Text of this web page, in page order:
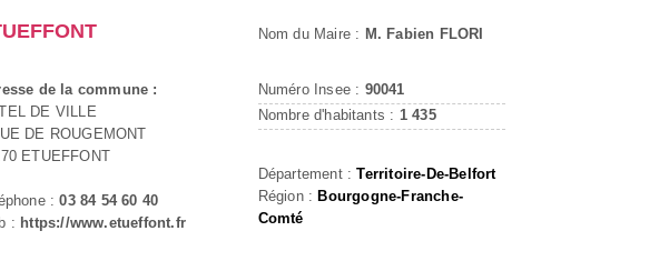
de la commune :
DE VILLE
DE ROUGEMONT
ETUEFFONT
:03 84 54 60 40
: https://www.etueffont.fr
Nom du Maire : M. Fabien FLORI
Numéro Insee : 90041
Nombre d'habitants : 1 435
Département :Territoire-De-Belfort
Région : Bourgogne-Franche-
Comté